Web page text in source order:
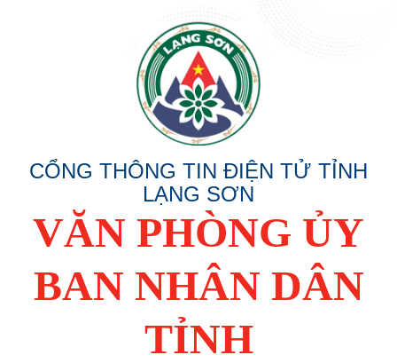
CỔNG THÔNG TIN ĐIỆN TỬ TỈNH
LẠNG SƠN
VĂN PHÒNG ỦY
BAN NHÂN DÂN
TỈNH